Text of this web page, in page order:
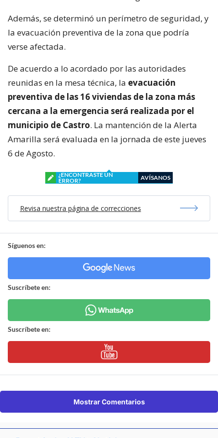
Además, se determinó un perímetro de seguridad, y
la evacuación preventiva de la zona que podría
verse afectada.
De acuerdo a lo acordado por las autoridades
reunidas en la mesa técnica, la evacuación
preventiva de las 16 viviendas de la zona más
cercana a la emergencia será realizada por el
municipio de Castro. La mantención de la Alerta
Amarilla será evaluada en la jornada de este jueves
6 de Agosto.
¿ENCONTRASTE UN
ERROR?
AVÍSANOS
Revisa nuestra página de correcciones
Síguenos en:
Suscríbete en:
Suscríbete en:
Mostrar Comentarios